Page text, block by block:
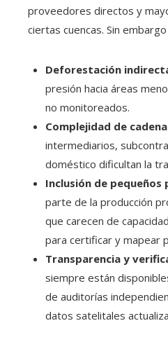
proveedores directos y
ciertas cuencas. Sin
Deforestación
presión hacia áreas
no monitoreados.
Complejidad de
intermediarios,
doméstico dificultan la
Inclusión de
parte de la producción
que carecen de
para certificar y mapear
Transparencia y
siempre están
de auditorías
datos satelitales